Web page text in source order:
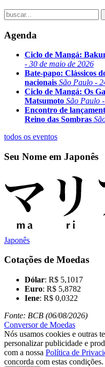
Agenda
Ciclo de Mangá:
- 30 de maio de 2026
Bate-papo: Clássicos
nacionais São Paulo -
Ciclo de Mangá: Os
Matsumoto São Paulo
Encontro de
Reino das Sombras
todos os eventos
Seu Nome em Japonês
Japonês
Cotações de Moedas
Dólar: R$ 5,1017
Euro: R$ 5,8782
Iene: R$ 0,0322
Fonte: BCB (06/08/2026)
Conversor de Moedas
Nós usamos cookies e outras
personalizar publicidade e
com a nossa Política de
concorda com estas condições.